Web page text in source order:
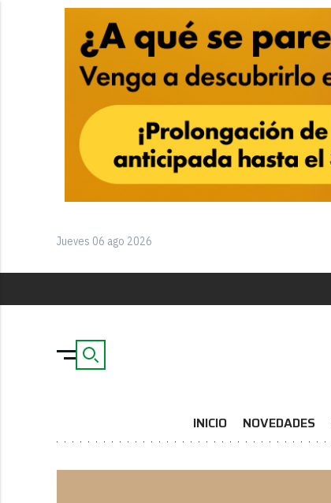
Jueves 06 ago 2026
INICIO NOVEDADES